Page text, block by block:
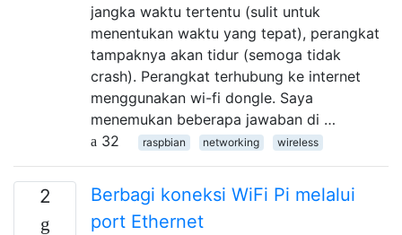
jangka waktu tertentu (sulit untuk
menentukan waktu yang tepat), perangkat
tampaknya akan tidur (semoga tidak
crash). Perangkat terhubung ke internet
menggunakan wi-fi dongle. Saya
menemukan beberapa jawaban di …
32
raspbian networking wireless
2
Berbagi koneksi WiFi Pi melalui
port Ethernet